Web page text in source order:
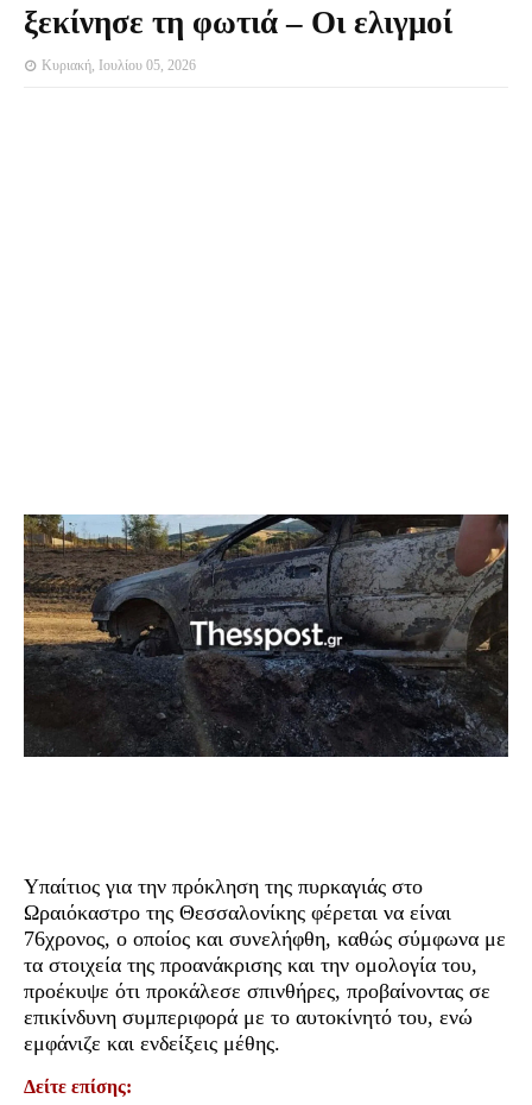
ξεκίνησε τη φωτιά – Οι ελιγμοί
Κυριακή, Ιουλίου 05, 2026
Υπαίτιος για την πρόκληση της πυρκαγιάς στο
Ωραιόκαστρο της Θεσσαλονίκης φέρεται να είναι
76χρονος, ο οποίος και συνελήφθη, καθώς σύμφωνα με
τα στοιχεία της προανάκρισης και την ομολογία του,
προέκυψε ότι προκάλεσε σπινθήρες, προβαίνοντας σε
επικίνδυνη συμπεριφορά με το αυτοκίνητό του, ενώ
εμφάνιζε και ενδείξεις μέθης.
Δείτε επίσης: